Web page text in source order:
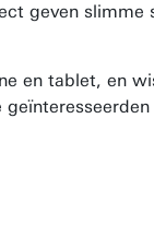
geven
en tablet, en